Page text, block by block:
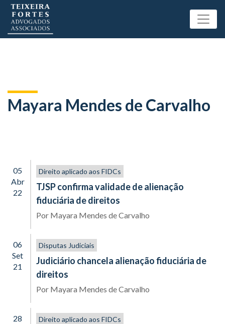
Mayara Mendes de Carvalho
05
Abr
22
Direito aplicado aos FIDCs
TJSP confirma validade de alienação
fiduciária de direitos
Por Mayara Mendes de Carvalho
06
Set
21
Disputas Judiciais
Judiciário chancela alienação fiduciária de
direitos
Por Mayara Mendes de Carvalho
28
Direito aplicado aos FIDCs